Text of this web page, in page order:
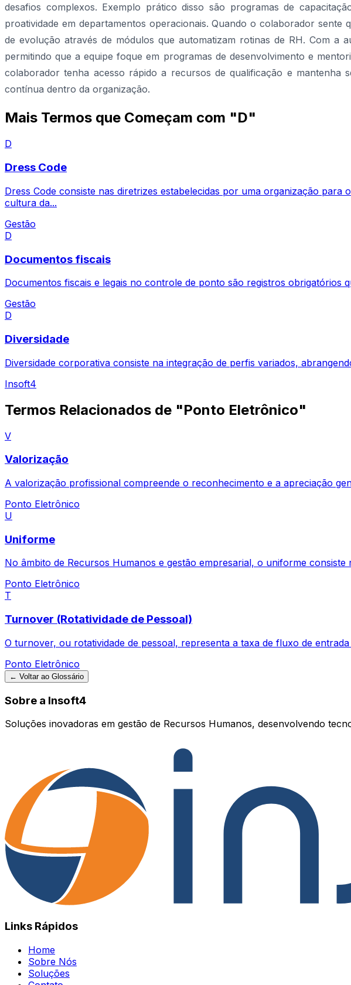
desafios complexos. Exemplo prático disso são programas de
proatividade em departamentos operacionais. Quando o colaborador
de evolução através de módulos que automatizam rotinas de RH. Com a
permitindo que a equipe foque em programas de desenvolvimento e
colaborador tenha acesso rápido a recursos de qualificação e
contínua dentro da organização.
Mais Termos que Começam com "D"
D
Dress Code
Dress Code consiste nas diretrizes estabelecidas por uma organização
cultura da...
Gestão
D
Documentos fiscais
Documentos fiscais e legais no controle de ponto são registros obrigatórios
Gestão
D
Diversidade
Diversidade corporativa consiste na integração de perfis variados,
Insoft4
Termos Relacionados de "Ponto Eletrônico"
V
Valorização
A valorização profissional compreende o reconhecimento e a apreciação
Ponto Eletrônico
U
Uniforme
No âmbito de Recursos Humanos e gestão empresarial, o uniforme
Ponto Eletrônico
T
Turnover (Rotatividade de Pessoal)
O turnover, ou rotatividade de pessoal, representa a taxa de fluxo de
Ponto Eletrônico
← Voltar ao Glossário
Sobre a Insoft4
Soluções inovadoras em gestão de Recursos Humanos, desenvolvendo
Links Rápidos
Home
Sobre Nós
Soluções